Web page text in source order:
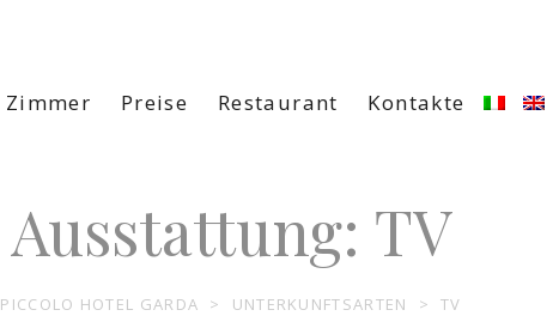
Zimmer Preise Restaurant Kontakte
Ausstattung: TV
PICCOLO HOTEL GARDA > UNTERKUNFTSARTEN > TV